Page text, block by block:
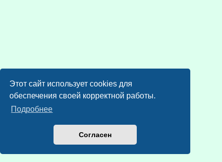
Этот сайт использует cookies для
обеспечения своей корректной работы.
Подробнее
Согласен